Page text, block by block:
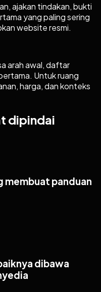
ajakan tindakan, bukti
yang paling sering
website resmi.
arah awal, daftar
Untuk ruang
harga, dan konteks
dipindai
membuat panduan
dibawa